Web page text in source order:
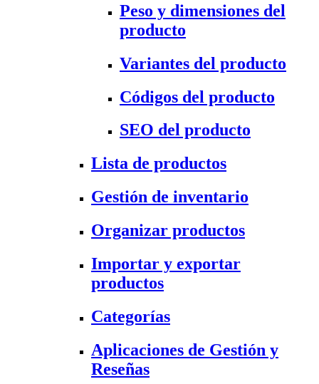
Peso y dimensiones del
producto
Variantes del producto
Códigos del producto
SEO del producto
Lista de productos
Gestión de inventario
Organizar productos
Importar y exportar
productos
Categorías
Aplicaciones de Gestión y
Reseñas